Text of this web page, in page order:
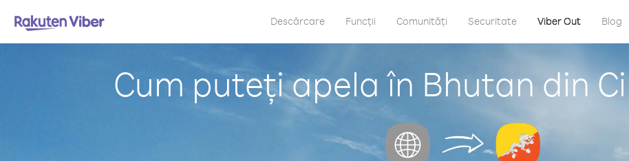
Descărcare Funcții Comunități Securitate Viber Out Blog
Cum puteți apela în Bhutan din